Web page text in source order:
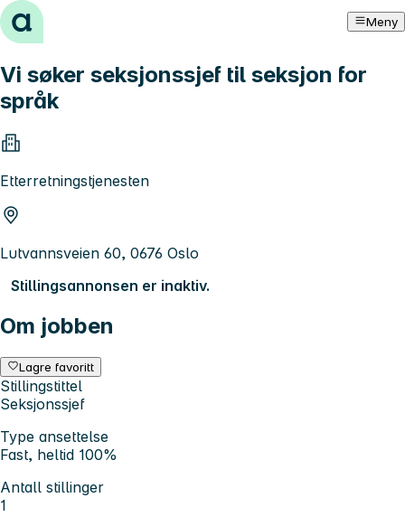
Hopp til innhold Meny
Vi søker seksjonssjef til seksjon for
språk
Etterretningstjenesten
Lutvannsveien 60, 0676 Oslo
Stillingsannonsen er inaktiv.
Om jobben
Lagre favoritt
Stillingstittel
Seksjonssjef
Type ansettelse
Fast, heltid 100%
Antall stillinger
1